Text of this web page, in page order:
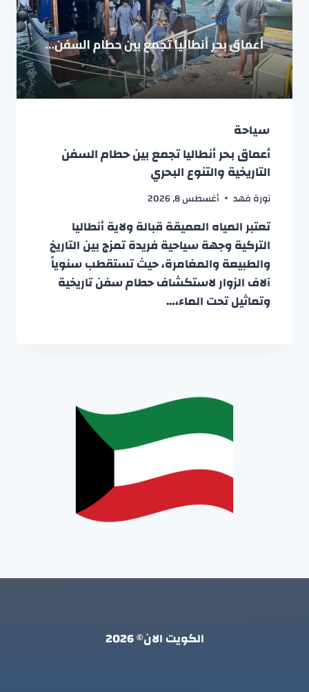
سياحة
أعماق بحر أنطاليا تجمع بين حطام السفن
التاريخية والتنوع البحري
نورة فهد أغسطس 8, 2026
تعتبر المياه العميقة قبالة ولاية أنطاليا
التركية وجهة سياحية فريدة تمزج بين التاريخ
والطبيعة والمغامرة، حيث تستقطب سنوياً
آلاف الزوار لاستكشاف حطام سفن تاريخية
وتماثيل تحت الماء،…
الكويت الان© 2026